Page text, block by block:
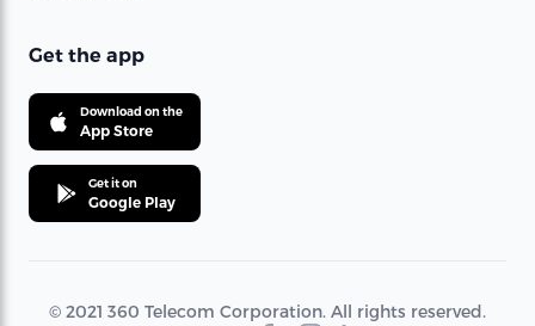
Get the app
Download on the
App Store
Get it on
Google Play
© 2021 360 Telecom Corporation. All rights reserved.